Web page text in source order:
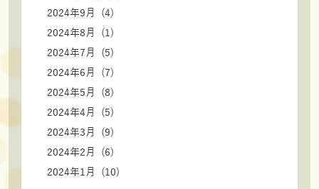
2024年9月 (4)
2024年8月 (1)
2024年7月 (5)
2024年6月 (7)
2024年5月 (8)
2024年4月 (5)
2024年3月 (9)
2024年2月 (6)
2024年1月 (10)